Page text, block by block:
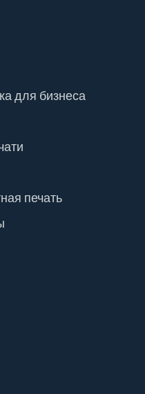
для бизнеса
печать